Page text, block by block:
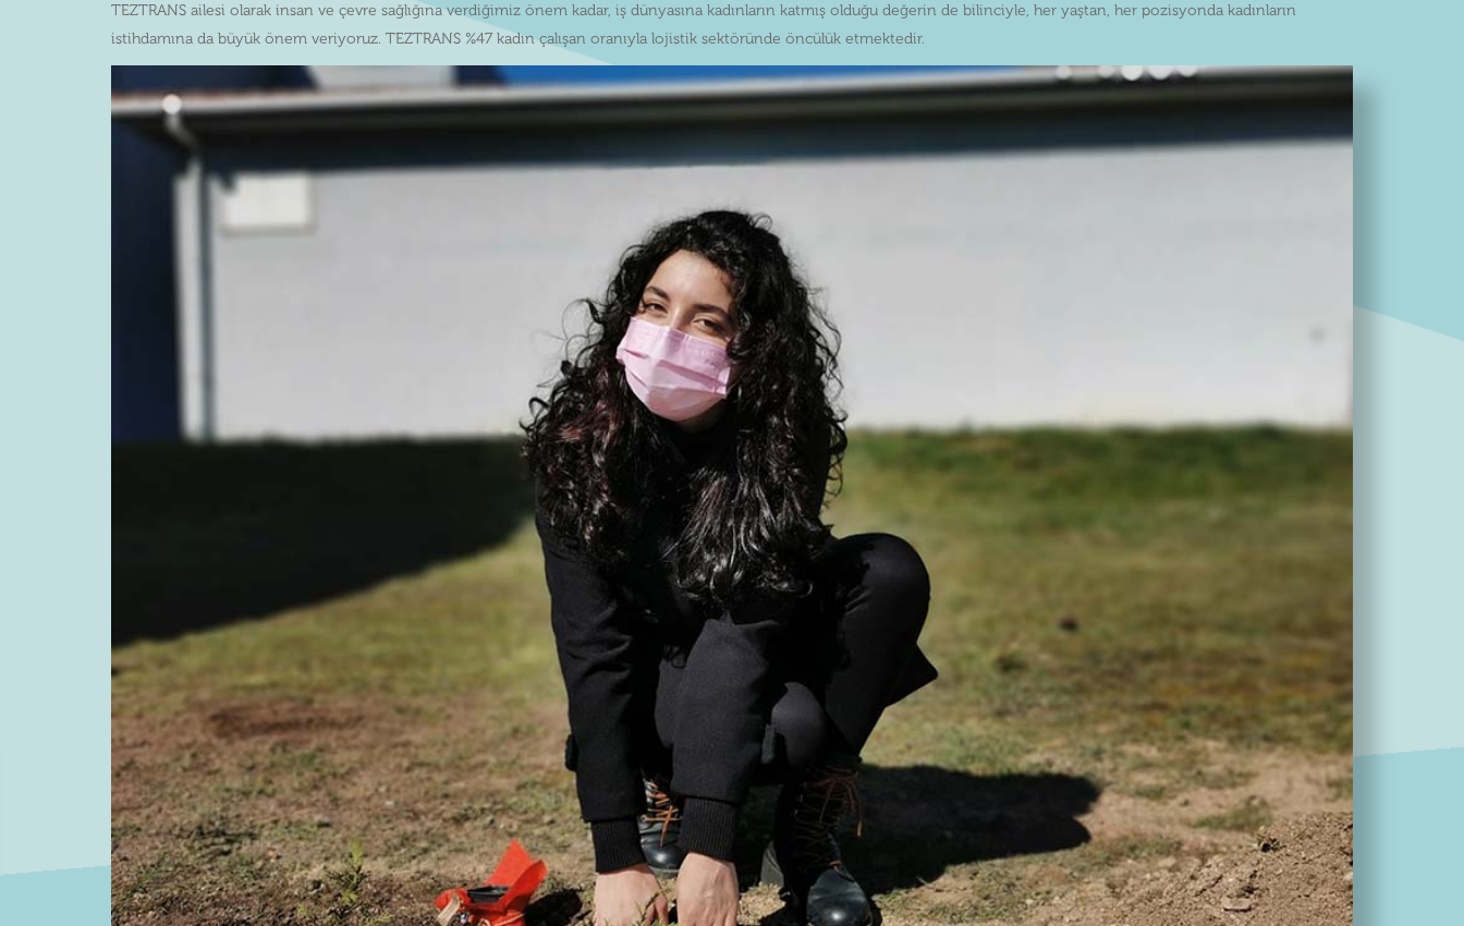
TEZTRANS ailesi olarak insan ve çevre sağlığına verdiğimiz önem kadar, iş dünyasına kadınların katmış olduğu değerin de bilinciyle, her yaştan, her pozisyonda kadınların
istihdamına da büyük önem veriyoruz. TEZTRANS %47 kadın çalışan oranıyla lojistik sektöründe öncülük etmektedir.